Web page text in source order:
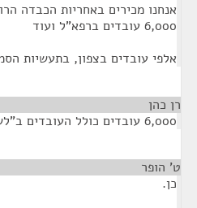
אנחנו מכירים באחריות הכבדה
6,000 עובדים ברפא"ל ועוד
אלפי עובדים בצפון, בתעשיות
רן כהן
6,000 עובדים כולל העובדים ב"לשם"?
ט' הופר
כן.